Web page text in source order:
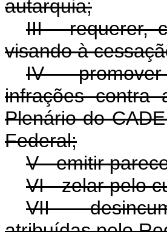
autarquia;
III - requerer,
visando à
IV -
infrações contra
Plenário do
Federal;
V - emitir
VI - zelar pelo
VII -